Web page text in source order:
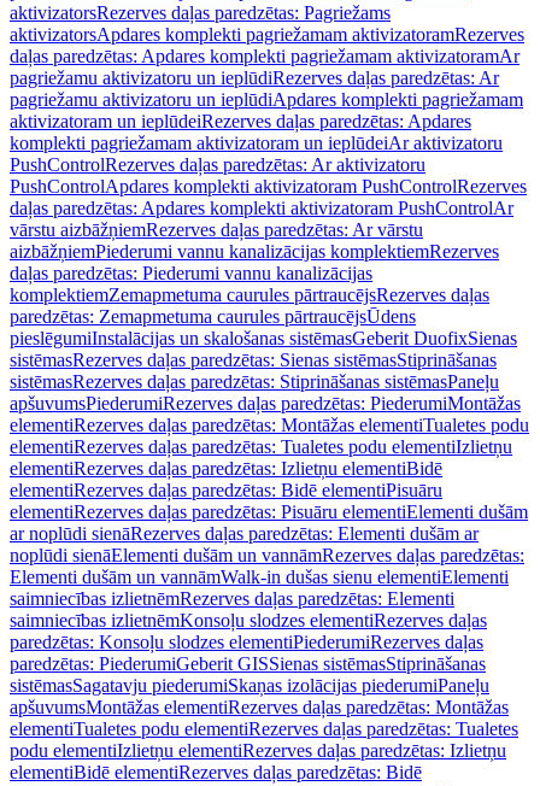
aktivizatorsRezerves daļas paredzētas: Pagriežams
aktivizatorsApdares komplekti pagriežamam aktivizatoramRezerves
daļas paredzētas: Apdares komplekti pagriežamam aktivizatoramAr
pagriežamu aktivizatoru un ieplūdiRezerves daļas paredzētas: Ar
pagriežamu aktivizatoru un ieplūdiApdares komplekti pagriežamam
aktivizatoram un ieplūdeiRezerves daļas paredzētas: Apdares
komplekti pagriežamam aktivizatoram un ieplūdeiAr aktivizatoru
PushControlRezerves daļas paredzētas: Ar aktivizatoru
PushControlApdares komplekti aktivizatoram PushControlRezerves
daļas paredzētas: Apdares komplekti aktivizatoram PushControlAr
vārstu aizbāžņiemRezerves daļas paredzētas: Ar vārstu
aizbāžņiemPiederumi vannu kanalizācijas komplektiemRezerves
daļas paredzētas: Piederumi vannu kanalizācijas
komplektiemZemapmetuma caurules pārtraucējsRezerves daļas
paredzētas: Zemapmetuma caurules pārtraucējsŪdens
pieslēgumiInstalācijas un skalošanas sistēmasGeberit DuofixSienas
sistēmasRezerves daļas paredzētas: Sienas sistēmasStiprināšanas
sistēmasRezerves daļas paredzētas: Stiprināšanas sistēmasPaneļu
apšuvumsPiederumiRezerves daļas paredzētas: PiederumiMontāžas
elementiRezerves daļas paredzētas: Montāžas elementiTualetes podu
elementiRezerves daļas paredzētas: Tualetes podu elementiIzlietņu
elementiRezerves daļas paredzētas: Izlietņu elementiBidē
elementiRezerves daļas paredzētas: Bidē elementiPisuāru
elementiRezerves daļas paredzētas: Pisuāru elementiElementi dušām
ar noplūdi sienāRezerves daļas paredzētas: Elementi dušām ar
noplūdi sienāElementi dušām un vannāmRezerves daļas paredzētas:
Elementi dušām un vannāmWalk-in dušas sienu elementiElementi
saimniecības izlietnēmRezerves daļas paredzētas: Elementi
saimniecības izlietnēmKonsoļu slodzes elementiRezerves daļas
paredzētas: Konsoļu slodzes elementiPiederumiRezerves daļas
paredzētas: PiederumiGeberit GISSienas sistēmasStiprināšanas
sistēmasSagatavju piederumiSkaņas izolācijas piederumiPaneļu
apšuvumsMontāžas elementiRezerves daļas paredzētas: Montāžas
elementiTualetes podu elementiRezerves daļas paredzētas: Tualetes
podu elementiIzlietņu elementiRezerves daļas paredzētas: Izlietņu
elementiBidē elementiRezerves daļas paredzētas: Bidē